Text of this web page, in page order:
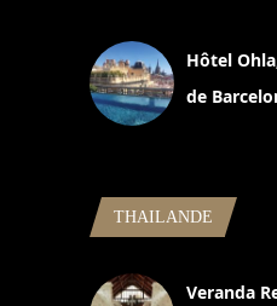
Hôtel
de
THAILANDE
Veranda